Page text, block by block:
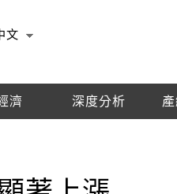
文
濟 深度分析